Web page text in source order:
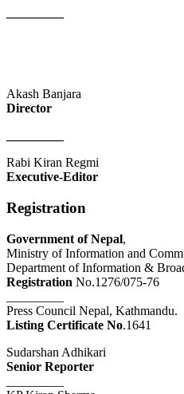
Akash Banjara
Director
Rabi Kiran Regmi
Executive-Editor
Registration
Government of Nepal,
Ministry of Information and
Department of Information &
Registration No.1276/075-76
Press Council Nepal, Kathmandu.
Listing Certificate No.1641
Sudarshan Adhikari
Senior Reporter